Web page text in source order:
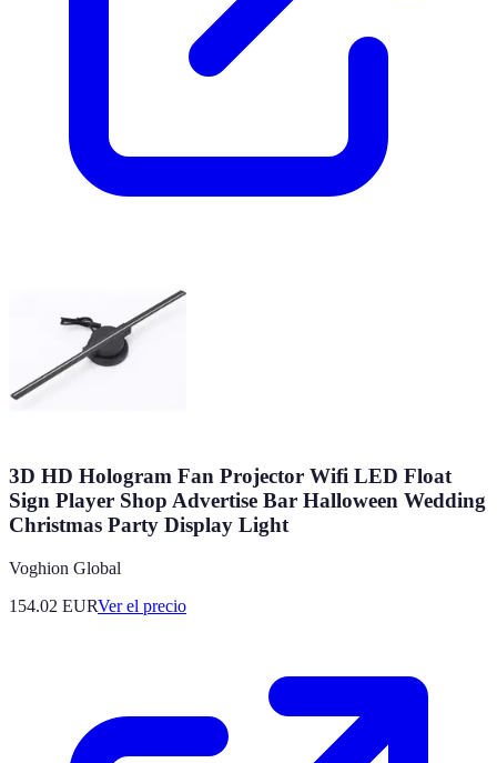
3D HD Hologram Fan Projector Wifi LED Float
Sign Player Shop Advertise Bar Halloween Wedding
Christmas Party Display Light
Voghion Global
154.02 EURVer el precio